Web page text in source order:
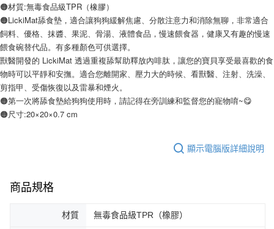
🟠材質:無毒食品級TPR（橡膠）
🟠LickiMat舔食墊，適合讓狗狗緩解焦慮、分散注意力和消除無聊，非常適合
飼料、優格、抹醬、果泥、骨湯、液體食品，慢速餵食器，健康又有趣的慢速
餵食碗替代品。有多種顏色可供選擇。
獸醫開發的 LickiMat 透過重複舔幫助釋放內啡肽，讓您的寶貝享受最喜歡的食
物時可以平靜和安撫。適合您離開家、壓力大的時候、看獸醫、注射、洗澡、
剪指甲、受傷恢復以及雷暴和煙火。
🟠第一次將舔食墊給狗狗使用時，請記得在旁訓練和監督您的寵物唷~😋
🟠尺寸:20×20×0.7 cm
顯示電腦版詳細說明
商品規格
材質 無毒食品級TPR（橡膠）